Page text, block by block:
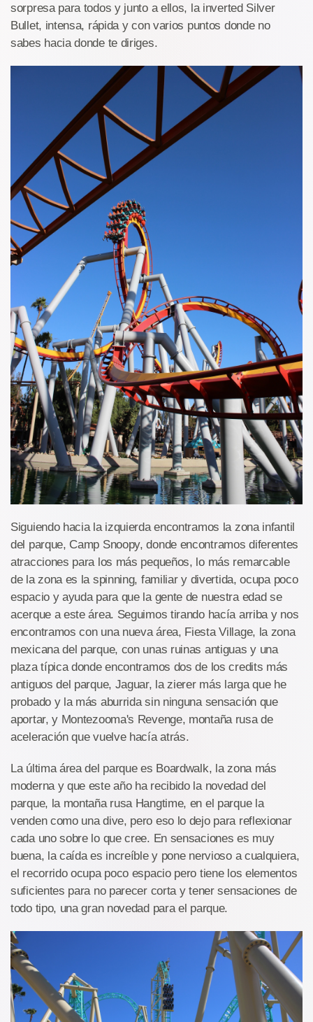
sorpresa para todos y junto a ellos, la inverted Silver
Bullet, intensa, rápida y con varios puntos donde no
sabes hacia donde te diriges.
Siguiendo hacia la izquierda encontramos la zona infantil
del parque, Camp Snoopy, donde encontramos diferentes
atracciones para los más pequeños, lo más remarcable
de la zona es la spinning, familiar y divertida, ocupa poco
espacio y ayuda para que la gente de nuestra edad se
acerque a este área. Seguimos tirando hacía arriba y nos
encontramos con una nueva área, Fiesta Village, la zona
mexicana del parque, con unas ruinas antiguas y una
plaza típica donde encontramos dos de los credits más
antiguos del parque, Jaguar, la zierer más larga que he
probado y la más aburrida sin ninguna sensación que
aportar, y Montezooma's Revenge, montaña rusa de
aceleración que vuelve hacía atrás.
La última área del parque es Boardwalk, la zona más
moderna y que este año ha recibido la novedad del
parque, la montaña rusa Hangtime, en el parque la
venden como una dive, pero eso lo dejo para reflexionar
cada uno sobre lo que cree. En sensaciones es muy
buena, la caída es increíble y pone nervioso a cualquiera,
el recorrido ocupa poco espacio pero tiene los elementos
suficientes para no parecer corta y tener sensaciones de
todo tipo, una gran novedad para el parque.